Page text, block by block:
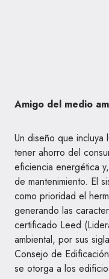
Amigo del medio
Un diseño que incluya
tener ahorro del
eficiencia energética
de mantenimiento. El
como prioridad el
generando las
certificado Leed
ambiental, por sus
Consejo de
se otorga a los